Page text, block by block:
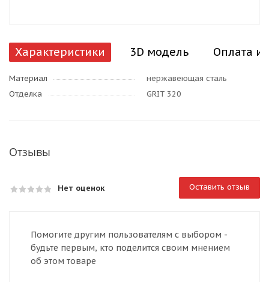
Характеристики 3D модель Оплата и
Материал
нержавеющая сталь
Отделка
GRIT 320
Отзывы
Нет оценок Оставить отзыв
Помогите другим пользователям с выбором -
будьте первым, кто поделится своим мнением
об этом товаре